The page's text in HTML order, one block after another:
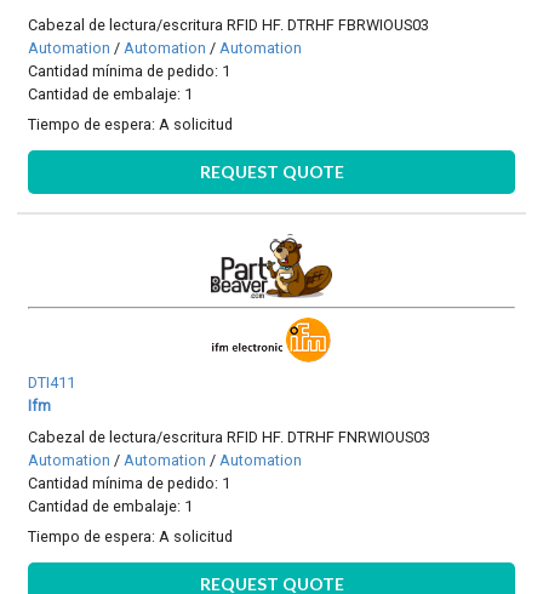
Cabezal de lectura/escritura RFID HF. DTRHF FBRWIOUS03
Automation / Automation / Automation
Cantidad mínima de pedido: 1
Cantidad de embalaje: 1
Tiempo de espera: A solicitud
REQUEST QUOTE
DTI411
Ifm
Cabezal de lectura/escritura RFID HF. DTRHF FNRWIOUS03
Automation / Automation / Automation
Cantidad mínima de pedido: 1
Cantidad de embalaje: 1
Tiempo de espera: A solicitud
REQUEST QUOTE